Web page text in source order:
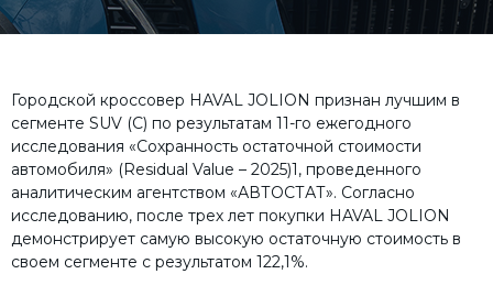
Городской кроссовер HAVAL JOLION признан лучшим в
сегменте SUV (C) по результатам 11-го ежегодного
исследования «Сохранность остаточной стоимости
автомобиля» (Residual Value – 2025)1, проведенного
аналитическим агентством «АВТОСТАТ». Согласно
исследованию, после трех лет покупки HAVAL JOLION
демонстрирует самую высокую остаточную стоимость в
своем сегменте c результатом 122,1%.